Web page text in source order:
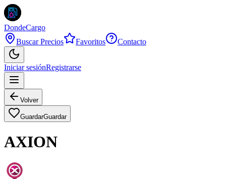
DondeCargo
Buscar Precios
Favoritos Contacto
Iniciar sesiónRegistrarse
Volver
GuardarGuardar
AXION